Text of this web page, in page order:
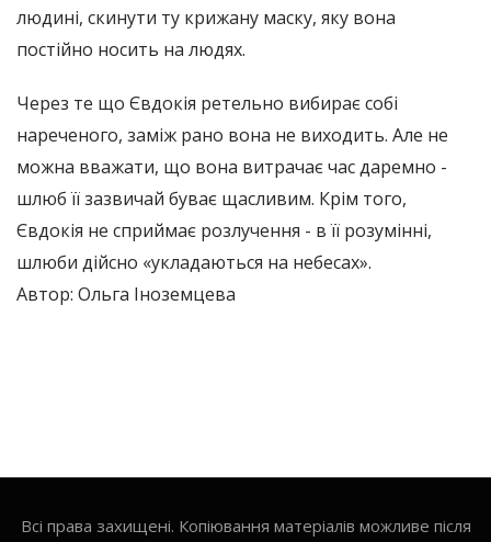
людині, скинути ту крижану маску, яку вона
постійно носить на людях.
Через те що Євдокія ретельно вибирає собі
нареченого, заміж рано вона не виходить. Але не
можна вважати, що вона витрачає час даремно -
шлюб її зазвичай буває щасливим. Крім того,
Євдокія не сприймає розлучення - в її розумінні,
шлюби дійсно «укладаються на небесах».
Автор: Ольга Іноземцева
Всі права захищені. Копіювання матеріалів можливе після